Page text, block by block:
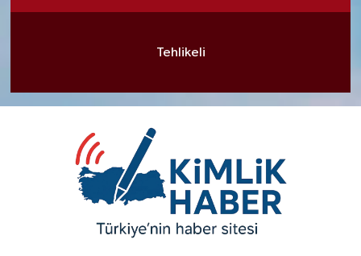
Tehlikeli